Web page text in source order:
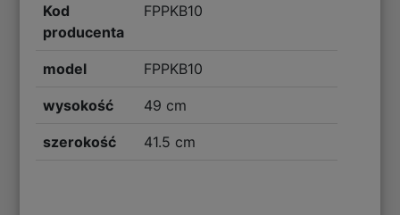
Kod
producenta
FPPKB10
model FPPKB10
wysokość 49 cm
szerokość 41.5 cm